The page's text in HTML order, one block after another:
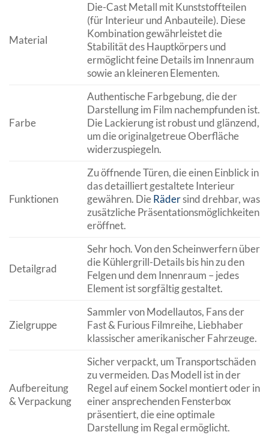
Material
Die-Cast Metall mit Kunststoffteilen
(für Interieur und Anbauteile). Diese
Kombination gewährleistet die
Stabilität des Hauptkörpers und
ermöglicht feine Details im Innenraum
sowie an kleineren Elementen.
Farbe
Authentische Farbgebung, die der
Darstellung im Film nachempfunden ist.
Die Lackierung ist robust und glänzend,
um die originalgetreue Oberfläche
widerzuspiegeln.
Funktionen
Zu öffnende Türen, die einen Einblick in
das detailliert gestaltete Interieur
gewähren. DieRädersind drehbar, was
zusätzliche Präsentationsmöglichkeiten
eröffnet.
Detailgrad
Sehr hoch. Von den Scheinwerfern über
die Kühlergrill-Details bis hin zu den
Felgen und dem Innenraum – jedes
Element ist sorgfältig gestaltet.
Zielgruppe
Sammler von Modellautos, Fans der
Fast & Furious Filmreihe, Liebhaber
klassischer amerikanischer Fahrzeuge.
Aufbereitung
& Verpackung
Sicher verpackt, um Transportschäden
zu vermeiden. Das Modell ist in der
Regel auf einem Sockel montiert oder in
einer ansprechenden Fensterbox
präsentiert, die eine optimale
Darstellung im Regal ermöglicht.